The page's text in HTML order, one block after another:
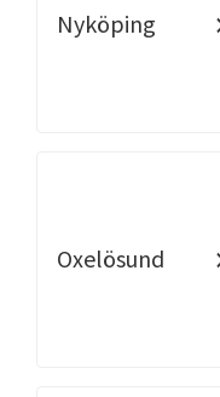
Nyköping
Oxelösund